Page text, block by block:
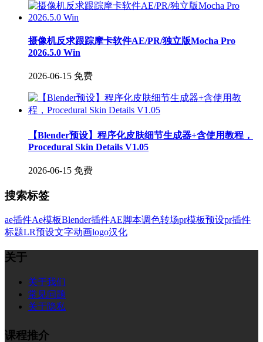
摄像机反求跟踪摩卡软件AE/PR/独立版Mocha Pro
2026.5.0 Win
2026-06-15 免费
【Blender预设】程序化皮肤细节生成器+含使用教程，
Procedural Skin Details V1.05
2026-06-15 免费
搜索标签
ae插件Ae模板Blender插件AE脚本调色转场pr模板预设pr插件
标题LR预设文字动画logo汉化
关于
关于我们
常见问题
关于隐私
课程推介